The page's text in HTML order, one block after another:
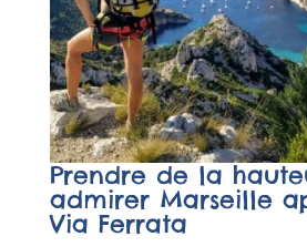
Prendre de la
admirer Marseille
Via Ferrata